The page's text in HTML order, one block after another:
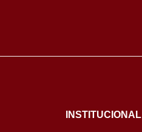
INSTITUCIONAL